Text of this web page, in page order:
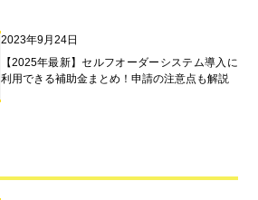
2023年9月24日
【2025年最新】セルフオーダーシステム導入に
利用できる補助金まとめ！申請の注意点も解説